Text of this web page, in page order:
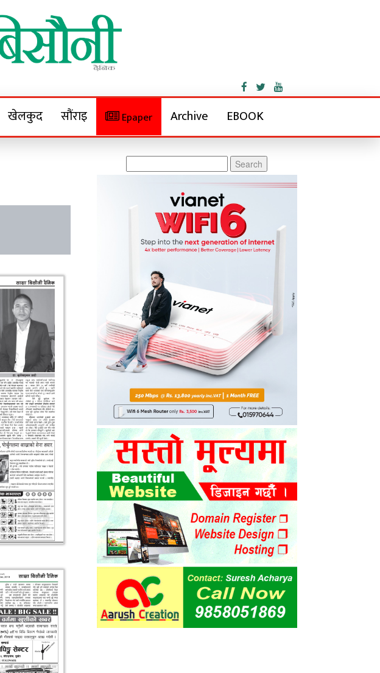
खेलकुद सौंराइ Epaper Archive EBOOK
for: